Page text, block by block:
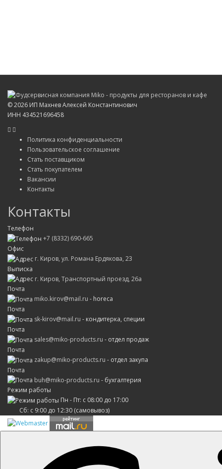
©2026 ИП Махнев Алексей Константинович
ИНН 434521696458
Политика конфиденциальности
Пользовательское соглашение
Стать поставщиком
Стать покупателем
Вакансии
Контакты
Контакты
Телефон
+7 (8332) 690-665
Офис
г. Киров, ул. Романа Ердякова, 23
Выписка
г. Киров, Транспортный проезд, 26а
Почта
miko.kirov@mail.ru - horeca
Почта
sk-kirov@mail.ru - кондитерка, специи
Почта
sales@miko-products.ru - отдел продаж
Почта
zakup@miko-products.ru - отдел закупа
Почта
buh@miko-products.ru - бухгалтерия
Режим работы
Пн - Пт: с 08:00 до 17:00
Сб: с 9:00 до 12:30 (самовывоз)